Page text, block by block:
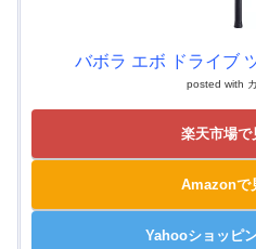
バボラ エボ ドライブ
posted with
楽天市場で
Amazonで
Yahooショッピ